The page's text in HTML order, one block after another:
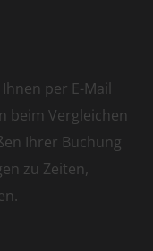
per E-Mail
beim Vergleichen
Ihrer Buchung
zu Zeiten,